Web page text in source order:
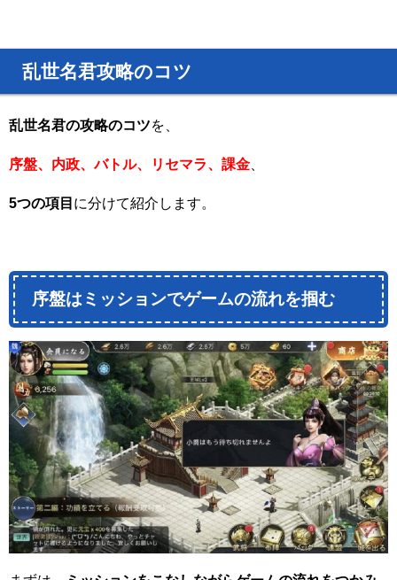
乱世名君攻略のコツ
乱世名君の攻略のコツを、
序盤、内政、バトル、リセマラ、課金
5つの項目 に分けて紹介します。
序盤はミッションでゲームの流れを掴む